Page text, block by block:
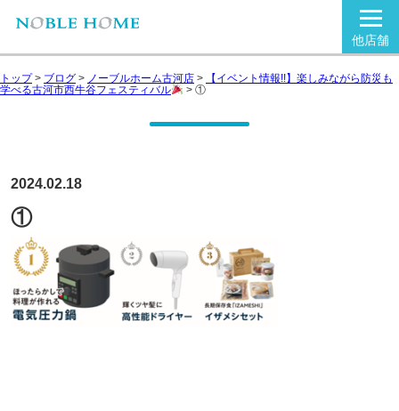
他店舗
トップ> ブログ > ノーブルホーム古河店 >
【イベント情報!!】楽しみながら防災も
学べる古河市西牛谷フェスティバル
> ①
2024.02.18
①